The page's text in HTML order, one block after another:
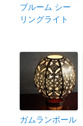
ブルーム シー
リングライト
ガムランボール